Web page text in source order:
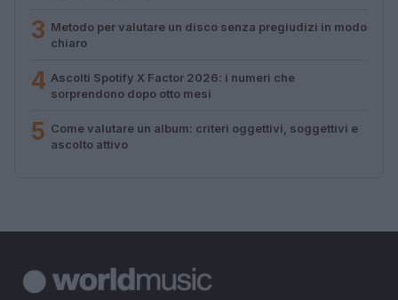
3 Metodo per valutare un disco senza pregiudizi in modo
chiaro
4 Ascolti Spotify X Factor 2026: i numeri che
sorprendono dopo otto mesi
5 Come valutare un album: criteri oggettivi, soggettivi e
ascolto attivo